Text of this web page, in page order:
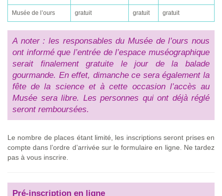
Musée de l’ours gratuit gratuit gratuit
A noter : les responsables du Musée de l’ours nous
ont informé que l’entrée de l’espace muséographique
serait finalement gratuite le jour de la balade
gourmande. En effet, dimanche ce sera également la
fête de la science et à cette occasion l’accès au
Musée sera libre. Les personnes qui ont déjà réglé
seront remboursées.
Le nombre de places étant limité, les inscriptions seront prises en
compte dans l’ordre d’arrivée sur le formulaire en ligne. Ne tardez
pas à vous inscrire.
Pré-inscription en ligne